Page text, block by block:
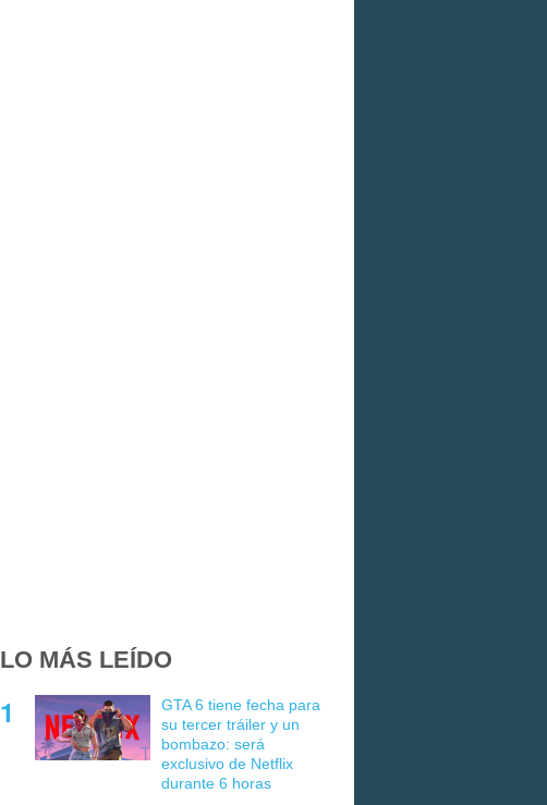
LO MÁS LEÍDO
GTA 6 tiene fecha para
su tercer tráiler y un
bombazo: será
exclusivo de Netflix
durante 6 horas